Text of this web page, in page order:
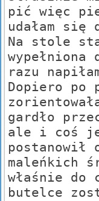
pić więc
udałam się
Na stole
wypełniona
razu
Dopiero po
gardło
ale i coś
postanowił
maleńkich
właśnie do
butelce